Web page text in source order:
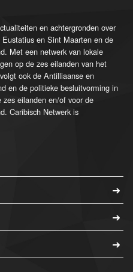
en achtergronden over
en Sint Maarten en de
Met een netwerk van lokale
op de zes eilanden van het
ook de Antilliaanse en
en de politieke besluitvorming in
eilanden en/of voor de
Caribisch Netwerk is